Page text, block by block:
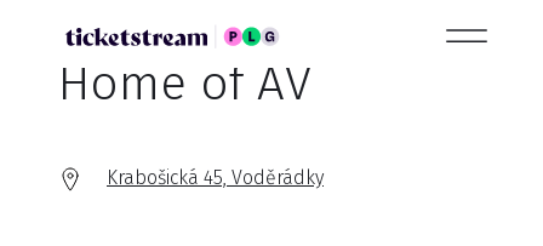
Home of AV
Krabošická 45, Voděrádky